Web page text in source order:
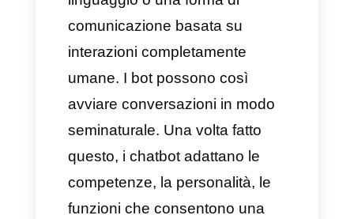
automazione e team umano. In
questo articolo abbiamo deciso
di descriverti tutto questo,
comprendendocome creare
Callbell in maniera proattiva
attraverso un esempio così da